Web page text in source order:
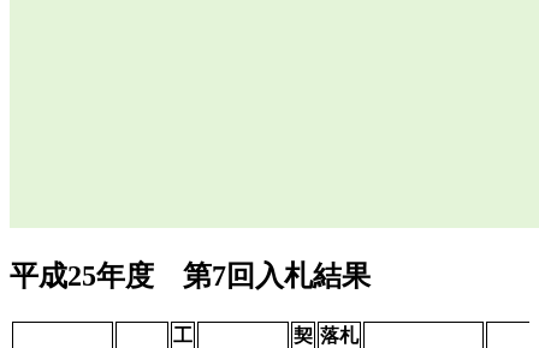
平成25年度 第7回入札結果
工
契 落札